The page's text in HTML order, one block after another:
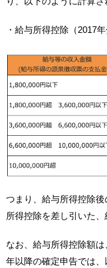
・給与所得控除（2017年
つまり、給与所得控除
所得控除を差し引いた、
なお、給与所得控除額
年以降の確定申告では、